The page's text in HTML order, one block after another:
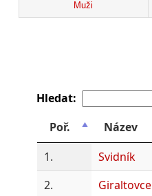
Muži
Hledat:
Poř.
Název
1.
Svidník
2.
Giraltovce